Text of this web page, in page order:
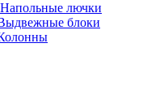
Напольные лючки
блоки